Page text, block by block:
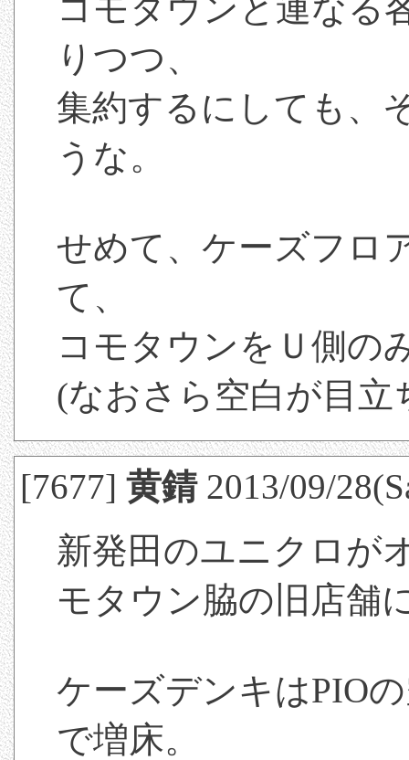
コモタウンと連なる
りつつ、
集約するにしても、
うな。
せめて、ケーズフロ
て、
コモタウンをＵ側の
(なおさら空白が目
[7677]黄錆2013/09/
新発田のユニクロが
モタウン脇の旧店舗
ケーズデンキはPIO
で増床。